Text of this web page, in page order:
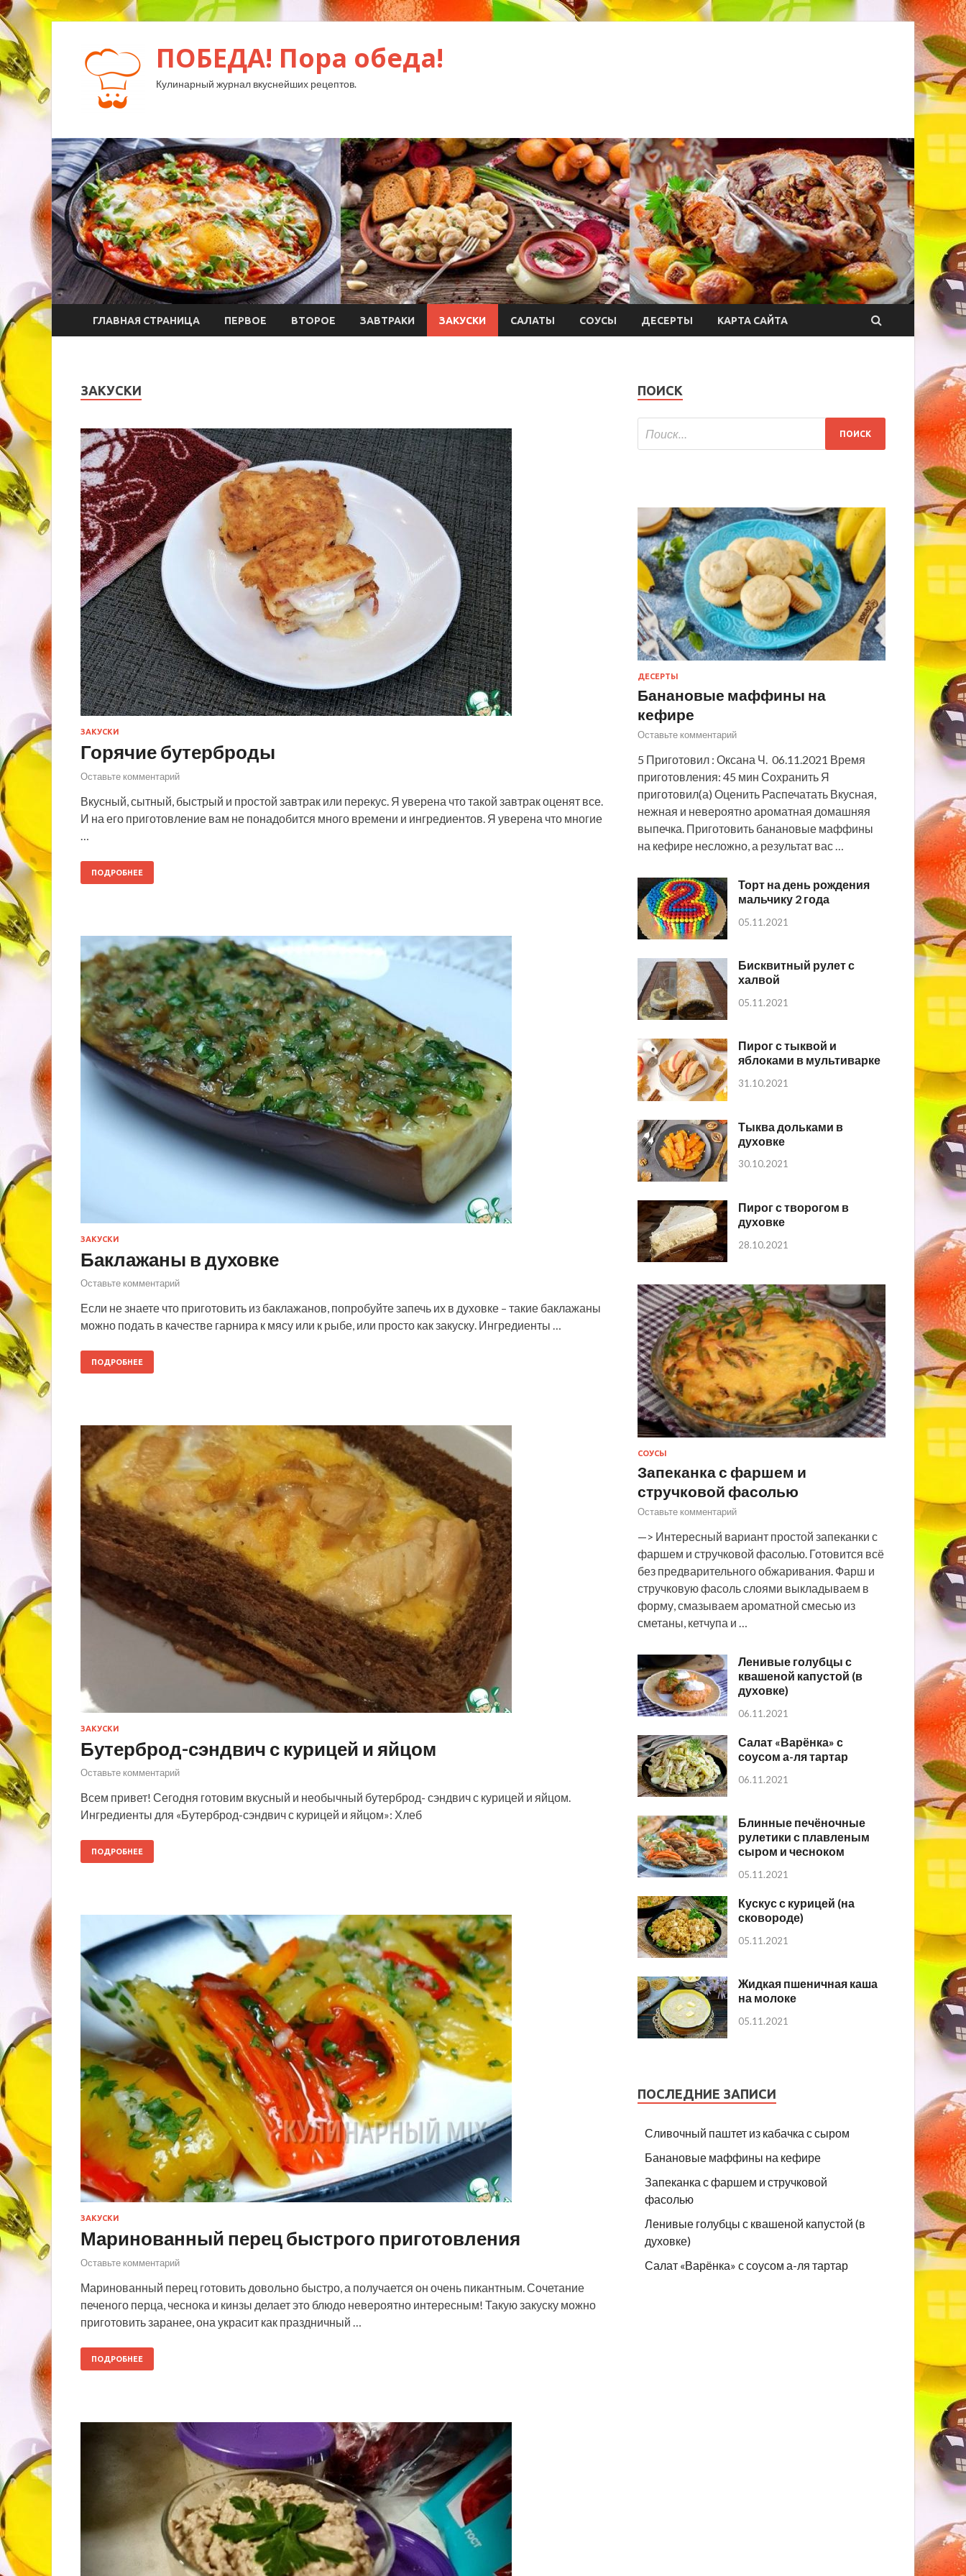
ПОБЕДА! Пора обеда!
Кулинарный журнал вкуснейших рецептов.
ГЛАВНАЯ СТРАНИЦА ПЕРВОЕ ВТОРОЕ ЗАВТРАКИ ЗАКУСКИ САЛАТЫ СОУСЫ ДЕСЕРТЫ КАРТА САЙТА
ЗАКУСКИ
ЗАКУСКИ
Горячие бутерброды
Оставьте комментарий
Вкусный, сытный, быстрый и простой завтрак или перекус. Я уверена что такой завтрак оценят все.
И на его приготовление вам не понадобится много времени и ингредиентов. Я уверена что многие
ПОДРОБНЕЕ
ЗАКУСКИ
Баклажаны в духовке
Оставьте комментарий
Если не знаете что приготовить из баклажанов, попробуйте запечь их в духовке – такие баклажаны
можно подать в качестве гарнира к мясу или к рыбе, или просто как закуску. Ингредиенты …
ПОДРОБНЕЕ
ЗАКУСКИ
Бутерброд-сэндвич с курицей и яйцом
Оставьте комментарий
Всем привет! Сегодня готовим вкусный и необычный бутерброд- сэндвич с курицей и яйцом.
Ингредиенты для «Бутерброд-сэндвич с курицей и яйцом»: Хлеб
ПОДРОБНЕЕ
ЗАКУСКИ
Маринованный перец быстрого приготовления
Оставьте комментарий
Маринованный перец готовить довольно быстро, а получается он очень пикантным. Сочетание
печеного перца, чеснока и кинзы делает это блюдо невероятно интересным! Такую закуску можно
приготовить заранее, она украсит как праздничный …
ПОДРОБНЕЕ
ПОИСК
ДЕСЕРТЫ
Банановые маффины на
кефире
Оставьте комментарий
5 Приготовил : Оксана Ч. 06.11.2021 Время
приготовления: 45 мин Сохранить Я
приготовил(а) Оценить Распечатать Вкусная,
нежная и невероятно ароматная домашняя
выпечка. Приготовить банановые маффины
на кефире несложно, а результат вас …
Торт на день рождения
мальчику 2 года
05.11.2021
Бисквитный рулет с
халвой
05.11.2021
Пирог с тыквой и
яблоками в мультиварке
31.10.2021
Тыква дольками в
духовке
30.10.2021
Пирог с творогом в
духовке
28.10.2021
СОУСЫ
Запеканка с фаршем и
стручковой фасолью
Оставьте комментарий
—> Интересный вариант простой запеканки с
фаршем и стручковой фасолью. Готовится всё
без предварительного обжаривания. Фарш и
стручковую фасоль слоями выкладываем в
форму, смазываем ароматной смесью из
сметаны, кетчупа и …
Ленивые голубцы с
квашеной капустой (в
духовке)
06.11.2021
Салат «Варёнка» с
соусом а-ля тартар
06.11.2021
Блинные печёночные
рулетики с плавленым
сыром и чесноком
05.11.2021
Кускус с курицей (на
сковороде)
05.11.2021
Жидкая пшеничная каша
на молоке
05.11.2021
ПОСЛЕДНИЕ ЗАПИСИ
Сливочный паштет из кабачка с сыром
Банановые маффины на кефире
Запеканка с фаршем и стручковой
фасолью
Ленивые голубцы с квашеной капустой (в
духовке)
Салат «Варёнка» с соусом а-ля тартар